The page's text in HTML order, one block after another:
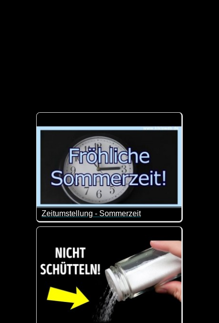
Zeitumstellung - Sommerzeit
Nur nochmal zur Erinnerung an die